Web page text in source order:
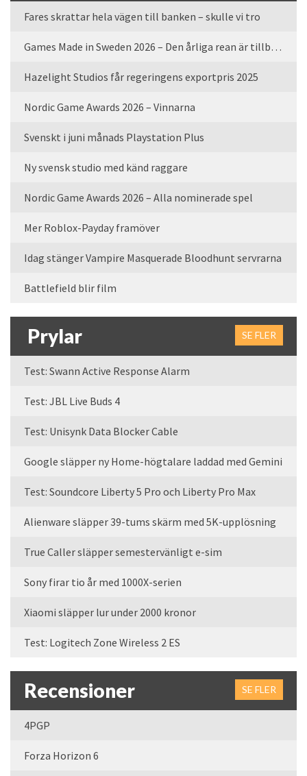
Fares skrattar hela vägen till banken – skulle vi tro
Games Made in Sweden 2026 – Den årliga rean är tillbaka
Hazelight Studios får regeringens exportpris 2025
Nordic Game Awards 2026 – Vinnarna
Svenskt i juni månads Playstation Plus
Ny svensk studio med känd raggare
Nordic Game Awards 2026 – Alla nominerade spel
Mer Roblox-Payday framöver
Idag stänger Vampire Masquerade Bloodhunt servrarna
Battlefield blir film
Prylar SE FLER
Test: Swann Active Response Alarm
Test: JBL Live Buds 4
Test: Unisynk Data Blocker Cable
Google släpper ny Home-högtalare laddad med Gemini
Test: Soundcore Liberty 5 Pro och Liberty Pro Max
Alienware släpper 39-tums skärm med 5K-upplösning
True Caller släpper semestervänligt e-sim
Sony firar tio år med 1000X-serien
Xiaomi släpper lur under 2000 kronor
Test: Logitech Zone Wireless 2 ES
Recensioner SE FLER
4PGP
Forza Horizon 6